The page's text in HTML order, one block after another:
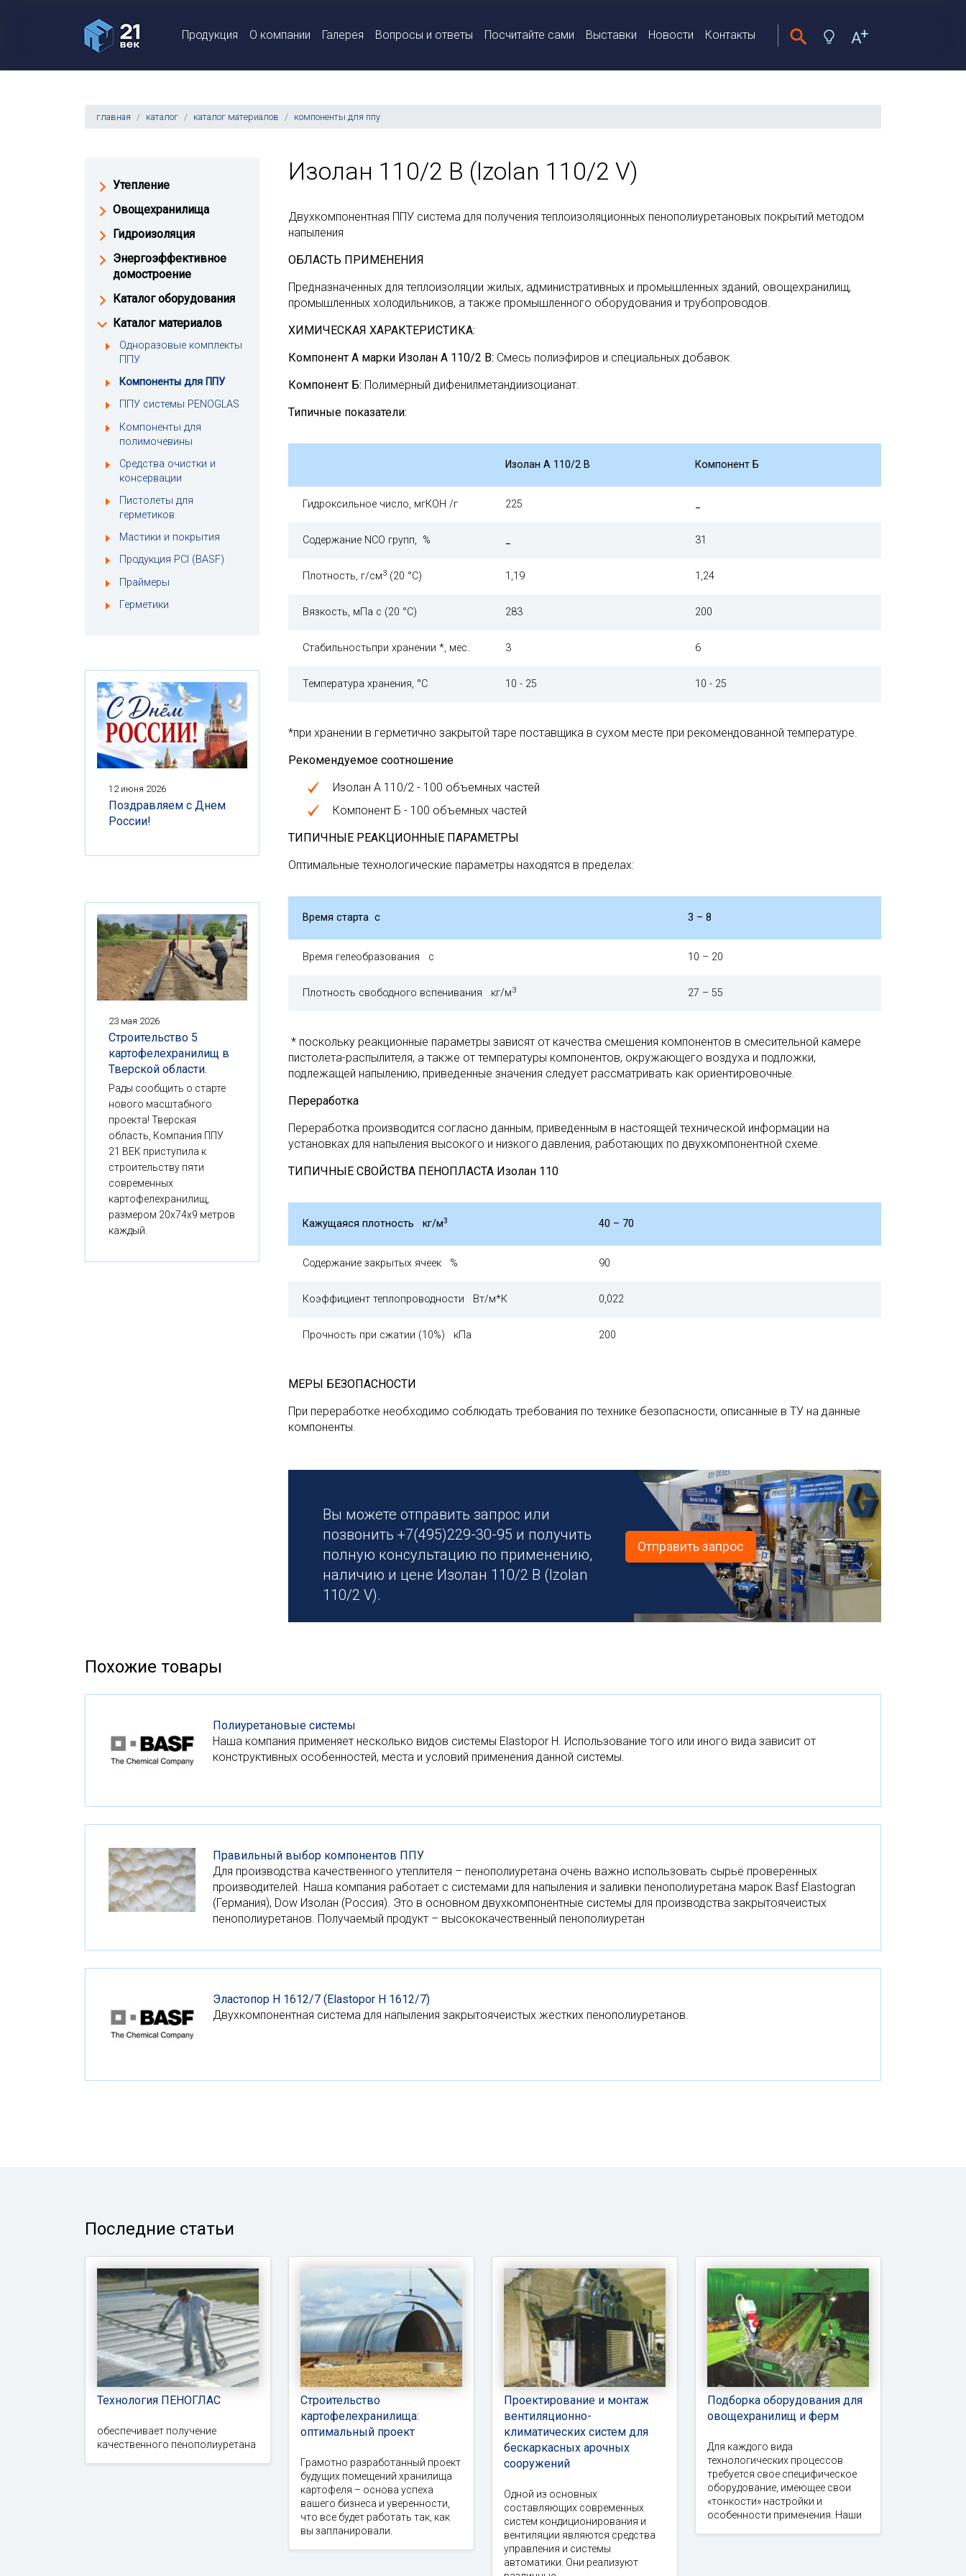
Продукция О компании Галерея Вопросы и ответы Посчитайте сами Выставки Новости Контакты
главная каталог каталог материалов компоненты для ппу
Изолан 110/2 B (Izolan 110/2 V)
Двухкомпонентная ППУ система для получения теплоизоляционных пенополиуретановых покрытий методом
напыления
ОБЛАСТЬ ПРИМЕНЕНИЯ
Предназначенных для теплоизоляции жилых, административных и промышленных зданий, овощехранилищ,
промышленных холодильников, а также промышленного оборудования и трубопроводов.
ХИМИЧЕСКАЯ ХАРАКТЕРИСТИКА:
Компонент А марки Изолан А 110/2 В: Смесь полиэфиров и специальных добавок.
Компонент Б: Полимерный дифенилметандиизоцианат.
Типичные показатели:
Изолан А 110/2 В Компонент Б
Гидроксильное число, мгКОН /г 225
Содержание NCO групп, % 31
Плотность, г/см3 (20 °С) 1,19 1,24
Вязкость, мПа с (20 °С) 283 200
Стабильностьпри хранении *, мес. 3 6
Температура хранения, °С 10 - 25 10 - 25
*при хранении в герметично закрытой таре поставщика в сухом месте при рекомендованной температуре.
Рекомендуемое соотношение
Изолан А 110/2 - 100 объемных частей
Компонент Б - 100 объемных частей
ТИПИЧНЫЕ РЕАКЦИОННЫЕ ПАРАМЕТРЫ
Оптимальные технологические параметры находятся в пределах:
Время старта с 3 – 8
Время гелеобразования с 10 – 20
Плотность свободного вспенивания кг/м3 27 – 55
* поскольку реакционные параметры зависят от качества смешения компонентов в смесительной камере
пистолета-распылителя, а также от температуры компонентов, окружающего воздуха и подложки,
подлежащей напылению, приведенные значения следует рассматривать как ориентировочные.
Переработка
Переработка производится согласно данным, приведенным в настоящей технической информации на
установках для напыления высокого и низкого давления, работающих по двухкомпонентной схеме.
ТИПИЧНЫЕ СВОЙСТВА ПЕНОПЛАСТА Изолан 110
Кажущаяся плотность кг/м3 40 – 70
Содержание закрытых ячеек % 90
Коэффициент теплопроводности Вт/м*К 0,022
Прочность при сжатии (10%) кПа 200
МЕРЫ БЕЗОПАСНОСТИ
При переработке необходимо соблюдать требования по технике безопасности, описанные в ТУ на данные
компоненты.
Вы можете отправить запрос или
позвонить +7(495)229-30-95 и получить
полную консультацию по применению,
наличию и цене Изолан 110/2 B (Izolan
110/2 V).
Отправить запрос
Утепление
Овощехранилища
Гидроизоляция
Энергоэффективное
домостроение
Каталог оборудования
Каталог материалов
Одноразовые комплекты
ППУ
Компоненты для ППУ
ППУ системы PENOGLAS
Компоненты для
полимочевины
Средства очистки и
консервации
Пистолеты для
герметиков
Мастики и покрытия
Продукция PCI (BASF)
Праймеры
Герметики
12 июня 2026
Поздравляем с Днем
России!
23 мая 2026
Строительство 5
картофелехранилищ в
Тверской области.
Рады сообщить о старте
нового масштабного
проекта! Тверская
область, Компания ППУ
21 ВЕК приступила к
строительству пяти
современных
картофелехранилищ,
размером 20x74x9 метров
каждый.
Похожие товары
Полиуретановые системы
Наша компания применяет несколько видов системы Elastopor H. Использование того или иного вида зависит от
конструктивных особенностей, места и условий применения данной системы.
Правильный выбор компонентов ППУ
Для производства качественного утеплителя – пенополиуретана очень важно использовать сырьё проверенных
производителей. Наша компания работает с системами для напыления и заливки пенополиуретана марок Basf Elastogran
(Германия), Dow Изолан (Россия). Это в основном двухкомпонентные системы для производства закрытоячеистых
пенополиуретанов. Получаемый продукт – высококачественный пенополиуретан
Эластопор H 1612/7 (Elastopor H 1612/7)
Двухкомпонентная система для напыления закрытоячеистых жестких пенополиуретанов.
Последние статьи
Технология ПЕНОГЛАС
обеспечивает получение
качественного пенополиуретана
Строительство
картофелехранилища:
оптимальный проект
Грамотно разработанный проект
будущих помещений хранилища
картофеля – основа успеха
вашего бизнеса и уверенности,
что все будет работать так, как
вы запланировали.
Проектирование и монтаж
вентиляционно-
климатических систем для
бескаркасных арочных
сооружений
Одной из основных
составляющих современных
систем кондиционирования и
вентиляции являются средства
управления и системы
автоматики. Они реализуют
Подборка оборудования для
овощехранилищ и ферм
Для каждого вида
технологических процессов
требуется свое специфическое
оборудование, имеющее свои
«тонкости» настройки и
особенности применения. Наши